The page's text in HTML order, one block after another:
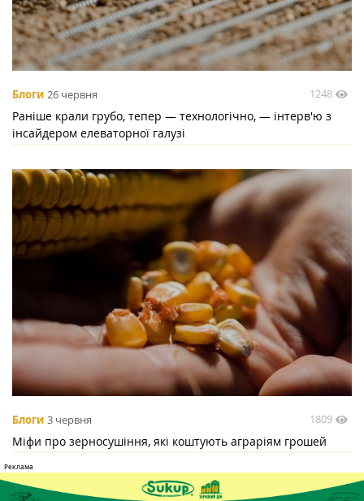
Блоги 26 червня 1248
Раніше крали грубо, тепер — технологічно, — інтерв'ю з
інсайдером елеваторної галузі
Блоги 3 червня 1809
Міфи про зерносушіння, які коштують аграріям грошей